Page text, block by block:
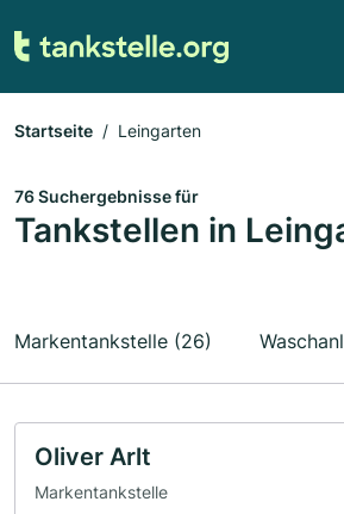
Startseite Leingarten
76 Suchergebnisse für
Tankstellen in
Markentankstelle (26)
Oliver Arlt
Markentankstelle